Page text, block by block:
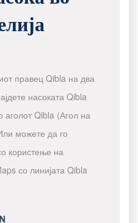
правец Qibla на два
насоката Qibla
аголот Qibla (Агол на
можете да го
користење на
со линијата Qibla